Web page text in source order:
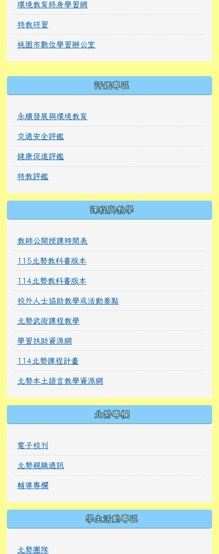
環境教育終身學習網
特教研習
桃園市數位學習辦公室
評鑑專區
永續發展與環境教育
交通安全評鑑
健康促進評鑑
特教評鑑
課程與教學
教師公開授課時間表
115北勢教科書版本
114北勢教科書版本
校外人士協助教學或活動要點
北勢武術課程教學
學習扶助資源網
114北勢課程計畫
北勢本土語言教學資源網
北勢專欄
電子校刊
北勢親職通訊
輔導專欄
學生活動專區
北勢團隊